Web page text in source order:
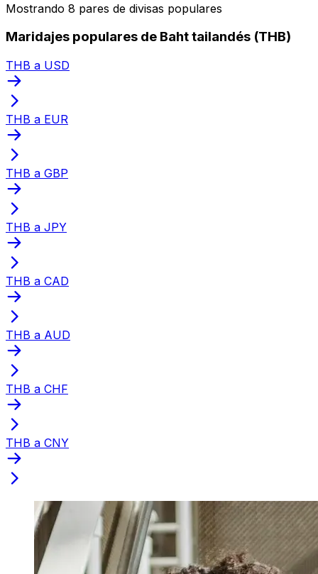
Mostrando 8 pares de divisas populares
Maridajes populares de Baht tailandés (THB)
THB a USD
THB a EUR
THB a GBP
THB a JPY
THB a CAD
THB a AUD
THB a CHF
THB a CNY